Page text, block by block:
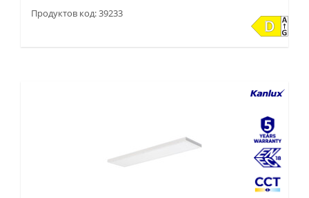
Продуктов код: 39233